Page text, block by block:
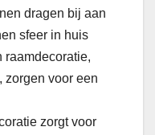
dragen bij aan
sfeer in huis
raamdecoratie,
zorgen voor een
zorgt voor